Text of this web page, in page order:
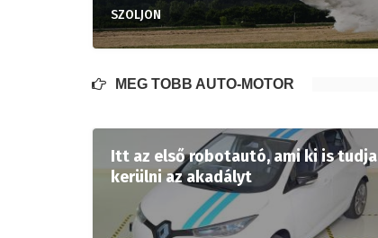
SZOLJON
MÉG TÖBB AUTÓ-MOTOR
Itt az első robotautó, ami ki is tudja
kerülni az akadályt